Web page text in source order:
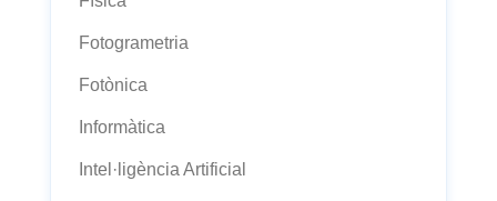
Fotogrametria
Fotònica
Informàtica
Intel·ligència Artificial